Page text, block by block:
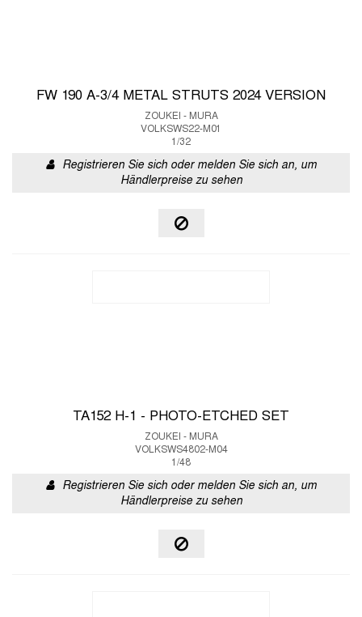
FW 190 A-3/4 METAL STRUTS 2024 VERSION
ZOUKEI - MURA
VOLKSWS22-M01
1/32
Registrieren Sie sich oder melden Sie sich an, um
Händlerpreise zu sehen
TA152 H-1 - PHOTO-ETCHED SET
ZOUKEI - MURA
VOLKSWS4802-M04
1/48
Registrieren Sie sich oder melden Sie sich an, um
Händlerpreise zu sehen